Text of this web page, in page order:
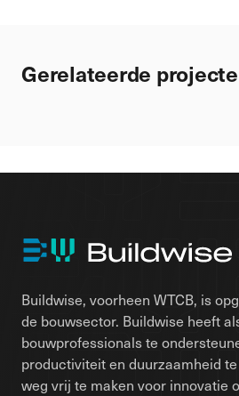
Gerelateerde
Buildwise, voorheen WTCB, is
de bouwsector. Buildwise heeft
bouwprofessionals te
productiviteit en duurzaamheid
weg vrij te maken voor innovatie